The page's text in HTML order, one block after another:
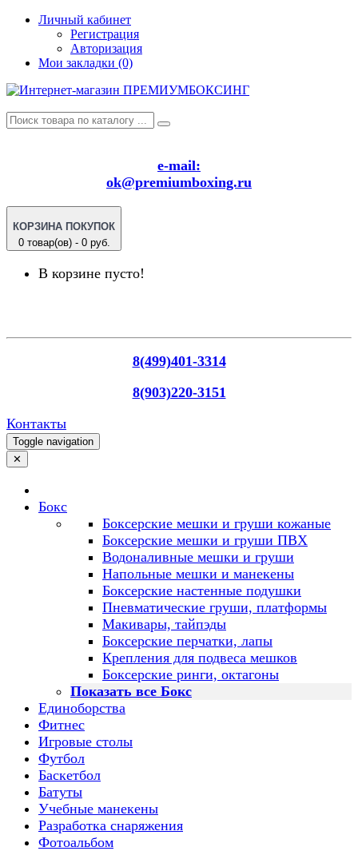
Личный кабинет
Регистрация
Авторизация
Мои закладки (0)
e-mail:
ok@premiumboxing.ru
КОРЗИНА ПОКУПОК
0 товар(ов) - 0 руб.
В корзине пусто!
8(499)401-3314
8(903)220-3151
Контакты
Toggle navigation
✕
Бокс
Боксерские мешки и груши кожаные
Боксерские мешки и груши ПВХ
Водоналивные мешки и груши
Напольные мешки и манекены
Боксерские настенные подушки
Пневматические груши, платформы
Макивары, тайпэды
Боксерские перчатки, лапы
Крепления для подвеса мешков
Боксерские ринги, октагоны
Показать все Бокс
Единоборства
Фитнес
Игровые столы
Футбол
Баскетбол
Батуты
Учебные манекены
Разработка снаряжения
Фотоальбом